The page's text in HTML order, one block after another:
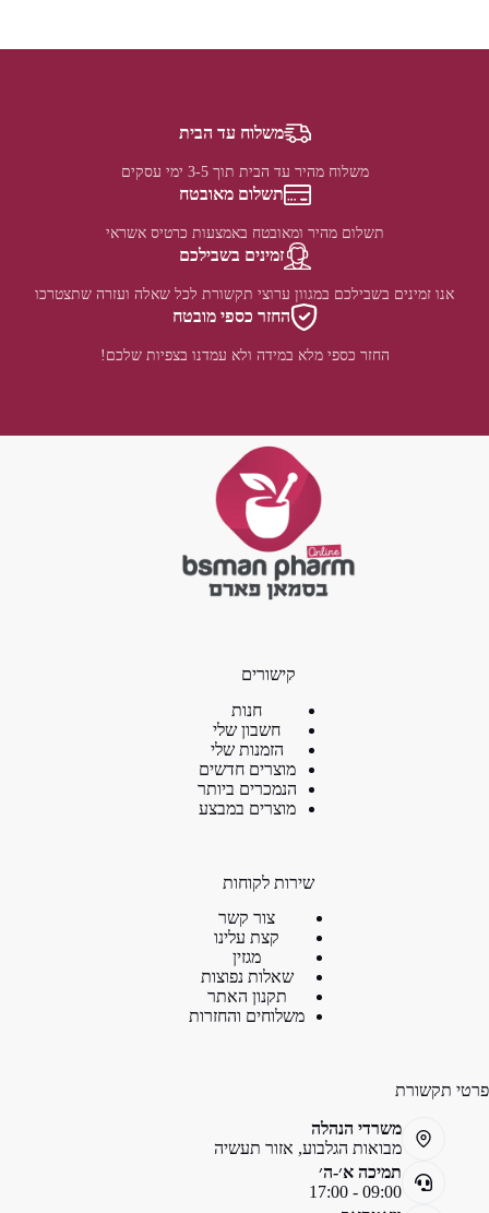
משלוח עד הבית
משלוח מהיר עד הבית תוך 3-5 ימי עסקים
תשלום מאובטח
תשלום מהיר ומאובטח באמצעות כרטיס אשראי
זמינים בשבילכם
אנו זמינים בשבילכם במגוון ערוצי תקשורת לכל שאלה ועזרה שתצטרכו
החזר כספי מובטח
החזר כספי מלא במידה ולא עמדנו בצפיות שלכם!
קישורים
חנות
חשבון שלי
הזמנות שלי
מוצרים חדשים
הנמכרים ביותר
מוצרים במבצע
שירות לקוחות
צור קשר
קצת עלינו
מגזין
שאלות נפוצות
תקנון האתר
משלוחים והחזרות
פרטי תקשורת
משרדי הנהלה
מבואות הגלבוע, אזור תעשיה
תמיכה א׳-ה׳
09:00 - 17:00